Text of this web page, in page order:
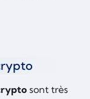
sont très